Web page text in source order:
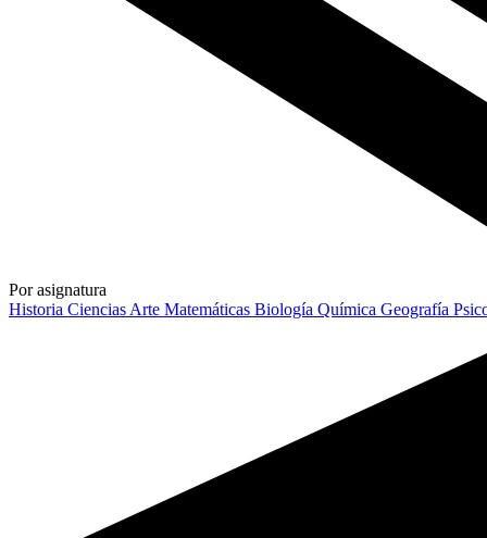
Por asignatura
Historia Ciencias Arte Matemáticas Biología Química Geografía